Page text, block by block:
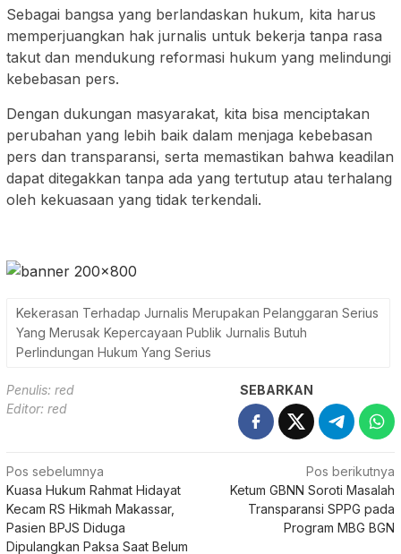
Sebagai bangsa yang berlandaskan hukum, kita harus
memperjuangkan hak jurnalis untuk bekerja tanpa rasa
takut dan mendukung reformasi hukum yang melindungi
kebebasan pers.
Dengan dukungan masyarakat, kita bisa menciptakan
perubahan yang lebih baik dalam menjaga kebebasan
pers dan transparansi, serta memastikan bahwa keadilan
dapat ditegakkan tanpa ada yang tertutup atau terhalang
oleh kekuasaan yang tidak terkendali.
Kekerasan Terhadap Jurnalis Merupakan Pelanggaran Serius
Yang Merusak Kepercayaan Publik Jurnalis Butuh
Perlindungan Hukum Yang Serius
Penulis: red
Editor: red
SEBARKAN
Navigasi
pos
Pos sebelumnya
Kuasa Hukum Rahmat Hidayat
Kecam RS Hikmah Makassar,
Pasien BPJS Diduga
Dipulangkan Paksa Saat Belum
Pos berikutnya
Ketum GBNN Soroti Masalah
Transparansi SPPG pada
Program MBG BGN